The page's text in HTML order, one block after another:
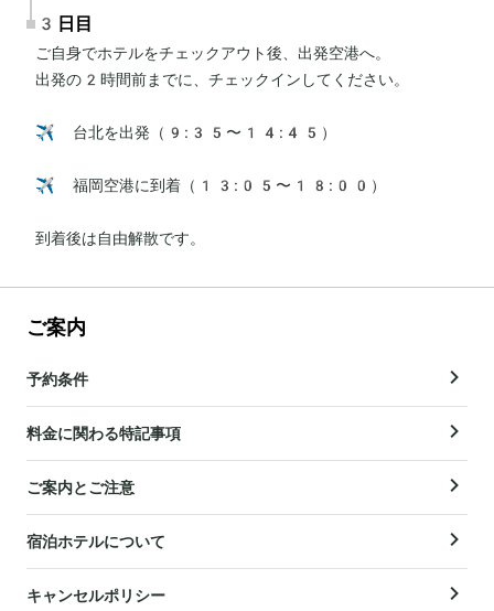
3日目
ご自身でホテルをチェックアウト後、出発空港へ。
出発の2時間前までに、チェックインしてください。
✈️ 台北を出発（9:35〜14:45）
✈️ 福岡空港に到着（13:05〜18:00）
到着後は自由解散です。
ご案内
予約条件
料金に関わる特記事項
ご案内とご注意
宿泊ホテルについて
キャンセルポリシー